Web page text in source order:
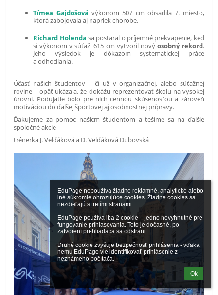
EduPage nepoužíva žiadne reklamné, analytické alebo
iné súkromie ohrozujúce cookies. Žiadne cookies sa
nezdieľajú s tretími stranami.
EduPage používa iba 2 cookie – jedno nevyhnutné pre
fungovanie prihlasovania. Toto je dočasné, po
zatvorení prehliadača sa odstráni.
Druhé cookie zvyšuje bezpečnosť prihlásenia - vďaka
nemu EduPage vie identifikovať prihlásenie z
neznámeho počítača.
Ok
Tímea Gajdošová výkonom 507 cm obsadila 7. miesto,
ktorá zabojovala aj napriek chorobe.
Richard Holenda sa postaral o príjemné prekvapenie, keď
si výkonom v súťaži 615 cm vytvoril nový osobný rekord.
Jeho výsledok je dôkazom systematickej práce
a odhodlania.
Účasť našich študentov – či už v organizačnej, alebo súťažnej
rovine – opäť ukázala, že dokážu reprezentovať školu na vysokej
úrovni. Podujatie bolo pre nich cennou skúsenosťou a zároveň
motiváciou do ďalšej športovej aj osobnostnej prípravy.
Ďakujeme za pomoc našicm študentom a tešíme sa na ďalšie
spoločné akcie
trénerka J. Velďáková a D. Velďáková Dubovská